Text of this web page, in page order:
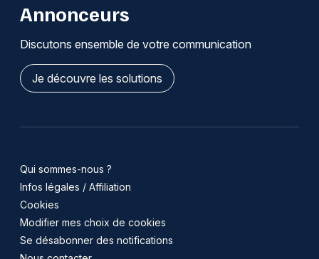
Annonceurs
Discutons ensemble de votre communication
Je découvre les solutions
Qui sommes-nous ?
Infos légales / Affiliation
Cookies
Modifier mes choix de cookies
Se désabonner des notifications